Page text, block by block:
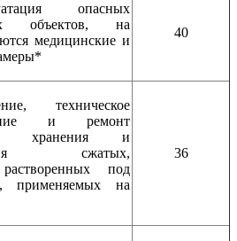
опасных
объектов, на
медицинские и
40
техническое
и ремонт
хранения и
сжатых,
под
применяемых на
36